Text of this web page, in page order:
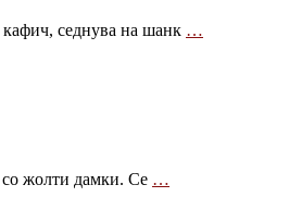
кафич, седнува на шанк …
жолти дамки. Се …